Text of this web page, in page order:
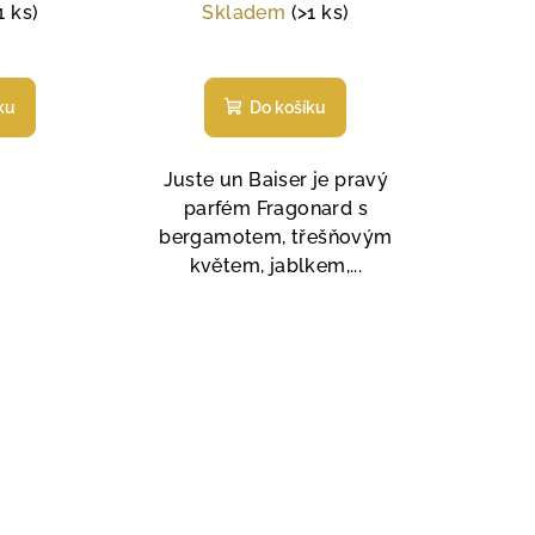
ks)
cena:
Skladem (>1 ks)
hodnocení
produktu
je
4,7
hvězdiček.
Do košíku
Juste un Baiser je pravý
parfém Fragonard s
bergamotem, třešňovým
květem, jablkem,...